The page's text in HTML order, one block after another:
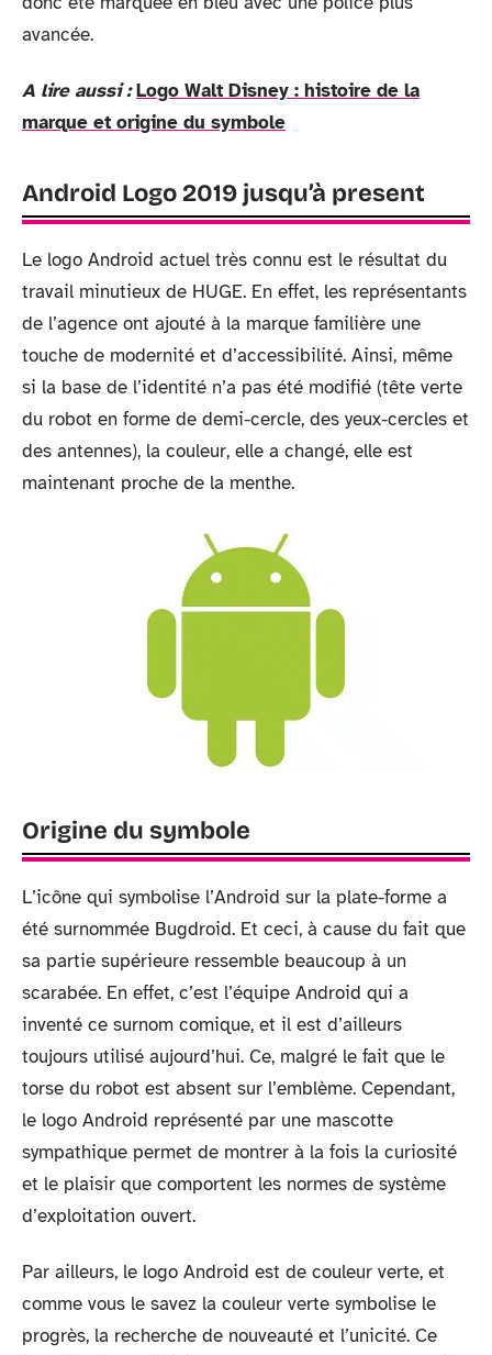
avancée.
A lire aussi : Logo Walt Disney : histoire de la
marque et origine du symbole
Android Logo 2019 jusqu’à present
Le logo Android actuel très connu est le résultat du
travail minutieux de HUGE. En effet, les représentants
de l’agence ont ajouté à la marque familière une
touche de modernité et d’accessibilité. Ainsi, même
si la base de l’identité n’a pas été modifié (tête verte
du robot en forme de demi-cercle, des yeux-cercles et
des antennes), la couleur, elle a changé, elle est
maintenant proche de la menthe.
Origine du symbole
L’icône qui symbolise l’Android sur la plate-forme a
été surnommée Bugdroid. Et ceci, à cause du fait que
sa partie supérieure ressemble beaucoup à un
scarabée. En effet, c’est l’équipe Android qui a
inventé ce surnom comique, et il est d’ailleurs
toujours utilisé aujourd’hui. Ce, malgré le fait que le
torse du robot est absent sur l’emblème. Cependant,
le logo Android représenté par une mascotte
sympathique permet de montrer à la fois la curiosité
et le plaisir que comportent les normes de système
d’exploitation ouvert.
Par ailleurs, le logo Android est de couleur verte, et
comme vous le savez la couleur verte symbolise le
progrès, la recherche de nouveauté et l’unicité. Ce